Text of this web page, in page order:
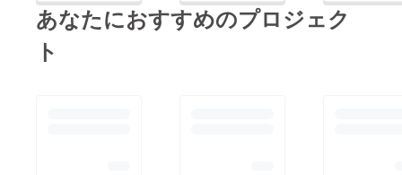
あなたにおすすめのプロジェク
ト